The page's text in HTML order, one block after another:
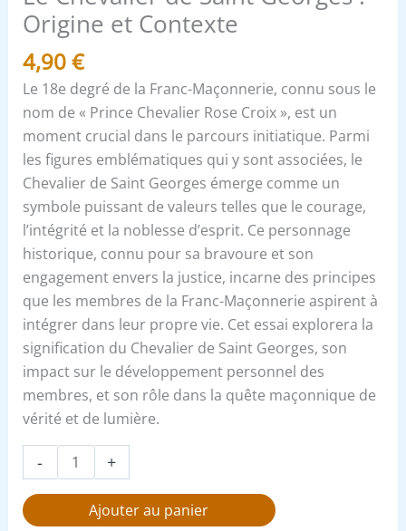
Origine et Contexte
4,90€
Le 18e degré de la Franc-Maçonnerie, connu sous le
nom de « Prince Chevalier Rose Croix », est un
moment crucial dans le parcours initiatique. Parmi
les figures emblématiques qui y sont associées, le
Chevalier de Saint Georges émerge comme un
symbole puissant de valeurs telles que le courage,
l’intégrité et la noblesse d’esprit. Ce personnage
historique, connu pour sa bravoure et son
engagement envers la justice, incarne des principes
que les membres de la Franc-Maçonnerie aspirent à
intégrer dans leur propre vie. Cet essai explorera la
signification du Chevalier de Saint Georges, son
impact sur le développement personnel des
membres, et son rôle dans la quête maçonnique de
vérité et de lumière.
- +
Ajouter au panier